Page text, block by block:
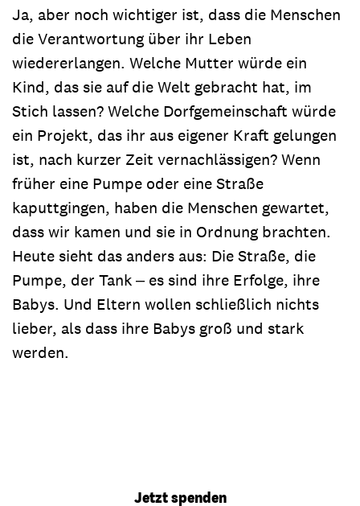
Ja, aber noch wichtiger ist, dass die Menschen
die Verantwortung über ihr Leben
wiedererlangen. Welche Mutter würde ein
Kind, das sie auf die Welt gebracht hat, im
Stich lassen? Welche Dorfgemeinschaft würde
ein Projekt, das ihr aus eigener Kraft gelungen
ist, nach kurzer Zeit vernachlässigen? Wenn
früher eine Pumpe oder eine Straße
kaputtgingen, haben die Menschen gewartet,
dass wir kamen und sie in Ordnung brachten.
Heute sieht das anders aus: Die Straße, die
Pumpe, der Tank ‒ es sind ihre Erfolge, ihre
Babys. Und Eltern wollen schließlich nichts
lieber, als dass ihre Babys groß und stark
werden.
Jetzt spenden